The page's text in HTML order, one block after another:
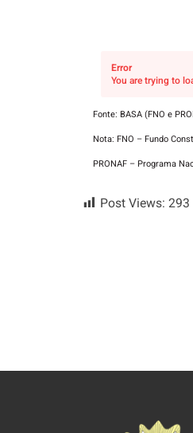
Error
You are trying to
Fonte: BASA (FNO e
Nota: FNO – Fundo
PRONAF – Programa
Post Views: 293